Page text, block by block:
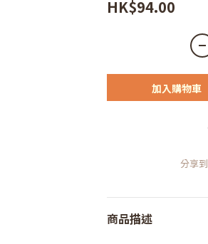
HK$94.00
加入購物車
分享到
商品描述